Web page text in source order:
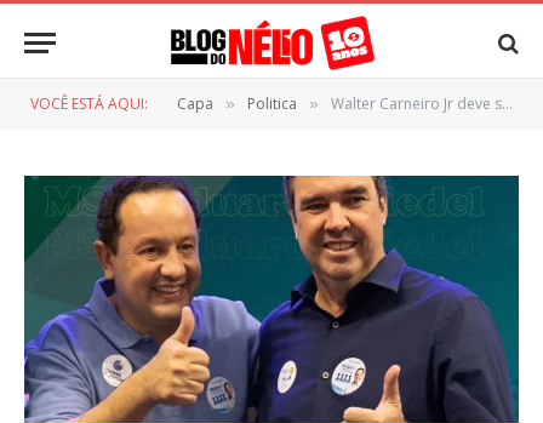
VOCÊ ESTÁ AQUI: Capa » Politica » Walter Carneiro Jr deve ser anunciado hoje como novo titular da Casa Civil